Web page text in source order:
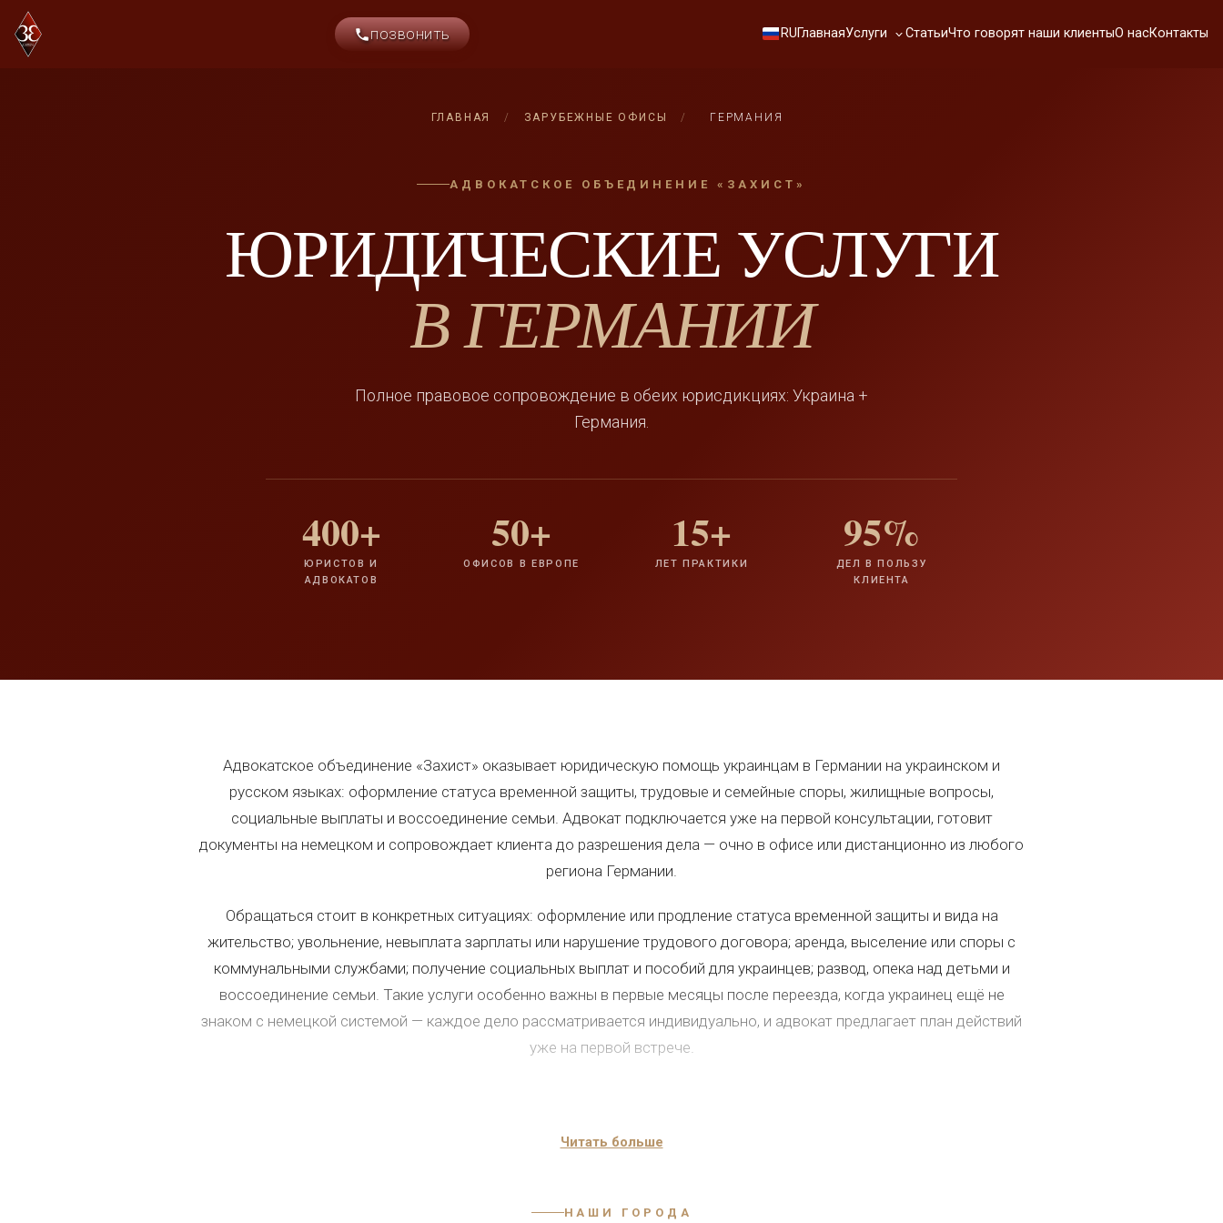
ПОЗВОНИТЬ RUГлавнаяУслуги СтатьиЧто говорят наши клиентыО насКонтакты
ГЛАВНАЯ / ЗАРУБЕЖНЫЕ ОФИСЫ / ГЕРМАНИЯ
АДВОКАТСКОЕ ОБЪЕДИНЕНИЕ «ЗАХИСТ»
ЮРИДИЧЕСКИЕ УСЛУГИ
В ГЕРМАНИИ
Полное правовое сопровождение в обеих юрисдикциях: Украина +
Германия.
400+
ЮРИСТОВ И
АДВОКАТОВ
50+
ОФИСОВ В ЕВРОПЕ
15+
ЛЕТ ПРАКТИКИ
95%
ДЕЛ В ПОЛЬЗУ
КЛИЕНТА
Адвокатское объединение «Захист» оказывает юридическую помощь украинцам в Германии на украинском и
русском языках: оформление статуса временной защиты, трудовые и семейные споры, жилищные вопросы,
социальные выплаты и воссоединение семьи. Адвокат подключается уже на первой консультации, готовит
документы на немецком и сопровождает клиента до разрешения дела — очно в офисе или дистанционно из любого
региона Германии.
Обращаться стоит в конкретных ситуациях: оформление или продление статуса временной защиты и вида на
жительство; увольнение, невыплата зарплаты или нарушение трудового договора; аренда, выселение или споры с
коммунальными службами; получение социальных выплат и пособий для украинцев; развод, опека над детьми и
воссоединение семьи. Такие услуги особенно важны в первые месяцы после переезда, когда украинец ещё не
знаком с немецкой системой — каждое дело рассматривается индивидуально, и адвокат предлагает план действий
уже на первой встрече.
— В КАКИХ СИТУАЦИЯХ ОНА НУЖНА
Читать больше
НАШИ ГОРОДА